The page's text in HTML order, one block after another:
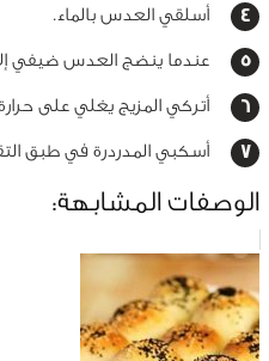
أسلقي العدس بالماء.
عندما ينضج العدس ضيفي
أتركي المزيج يغلي على
أسكبي المدردرة في طبق
الوصفات المشابهة: